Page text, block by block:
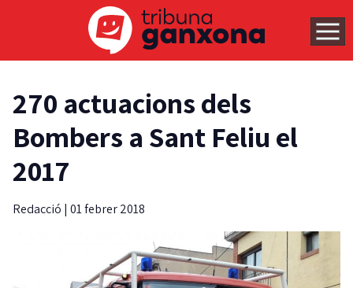
270 actuacions dels
Bombers a Sant Feliu el
2017
Redacció | 01 febrer 2018